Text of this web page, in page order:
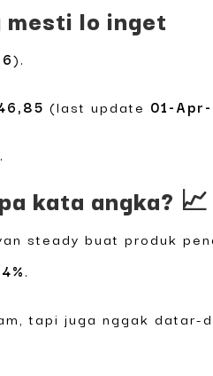
mesti lo inget
).
(last update 01-
.
kata angka? 📈
steady buat produk
.
tapi juga nggak datar-